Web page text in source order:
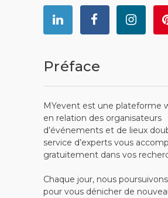
Préface
MYevent est une plateforme
en relation des organisateurs
d’événements et de lieux
service d’experts vous
gratuitement dans vos
Chaque jour, nous
pour vous dénicher de